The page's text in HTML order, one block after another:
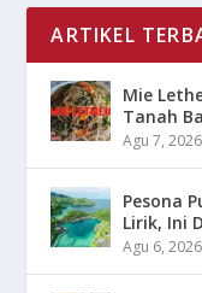
ARTIKEL
Mie
Tanah
Agu 7, 2026
Pesona
Lirik, Ini
Agu 6, 2026